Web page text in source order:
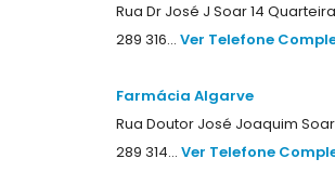
Rua Dr José J Soar 14
289 316... Ver Telefone
Farmácia Algarve
Rua Doutor José Joaquim
289 314... Ver Telefone